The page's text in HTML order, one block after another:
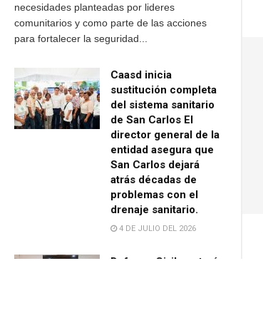
necesidades planteadas por lideres
comunitarios y como parte de las acciones
para fortalecer la seguridad...
Caasd inicia
sustitución completa
del sistema sanitario
de San Carlos El
director general de la
entidad asegura que
San Carlos dejará
atrás décadas de
problemas con el
drenaje sanitario.
4 DE JULIO DEL 2026
Defensa Civil contará